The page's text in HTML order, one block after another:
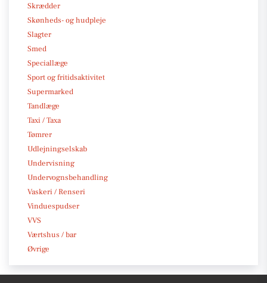
Skrædder
Skønheds- og hudpleje
Slagter
Smed
Speciallæge
Sport og fritidsaktivitet
Supermarked
Tandlæge
Taxi / Taxa
Tømrer
Udlejningselskab
Undervisning
Undervognsbehandling
Vaskeri / Renseri
Vinduespudser
VVS
Værtshus / bar
Øvrige